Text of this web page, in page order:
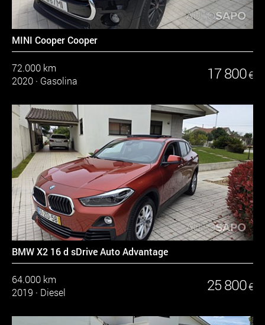
MINI Cooper Cooper
72.000 km
2020 · Gasolina 17 800 €
BMW X2 16 d sDrive Auto Advantage
64.000 km
2019 · Diesel 25 800 €